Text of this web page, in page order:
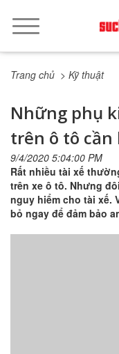
Trang chủ > Kỹ thuật
Những phụ
trên ô tô cần
9/4/2020 5:04:00 PM
Rất nhiều tài xế
trên xe ô tô. Nhưng
nguy hiểm cho tài xế.
bỏ ngay để đảm bảo